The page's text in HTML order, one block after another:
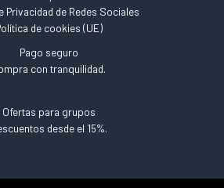
Privacidad de Redes Sociales
de cookies (UE)
Pago seguro
con tranquilidad.
Ofertas para grupos
desde el 15%.